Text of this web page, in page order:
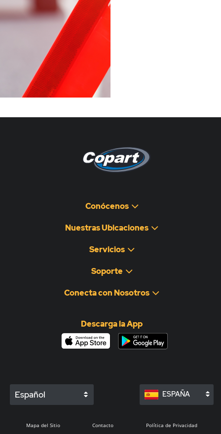
Pagina non disponibile
هذه الصفحة غير متوفرة
Conócenos
Nuestras Ubicaciones
Servicios
Soporte
Conecta con Nosotros
Descarga la App
Español ESPAÑA
Mapa del Sitio Contacto Política de Privacidad